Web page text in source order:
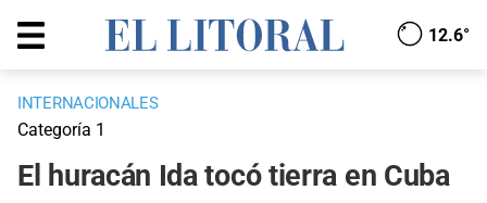
12.6°
INTERNACIONALES
Categoría 1
El huracán Ida tocó tierra en Cuba